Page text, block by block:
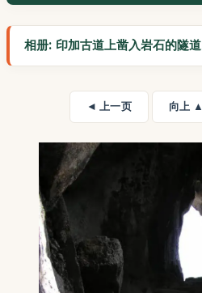
相册: 印加古道上凿入岩石的隧道
◄ 上一页 向上 ▲